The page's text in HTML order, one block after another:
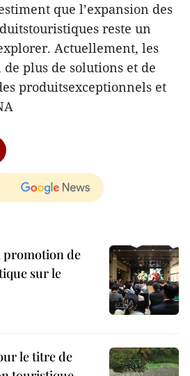
que l’expansion des
reste un
Actuellement, les
plus de solutions et de
produitsexceptionnels et
promotion de
sur le
le titre de